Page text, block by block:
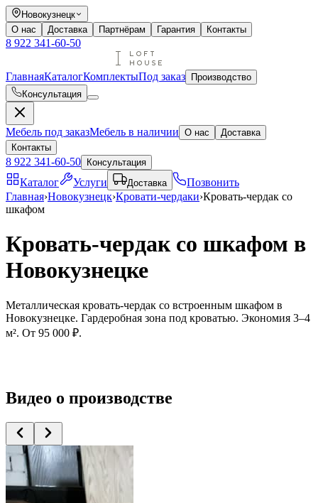
Новокузнецк
О нас
Доставка Партнёрам Гарантия Контакты
8 922 341-60-50
ГлавнаяКаталогКомплектыПод заказ
Производство
Консультация
Мебель под заказМебель в наличии О нас
Доставка
Контакты
8 922 341-60-50 Консультация
Каталог Услуги Доставка
Позвонить
Главная›Новокузнецк›Кровати-чердаки›Кровать-чердак со
шкафом
Кровать-чердак со шкафом в
Новокузнецке
Металлическая кровать-чердак со встроенным шкафом в
Новокузнецке. Гардеробная зона под кроватью. Экономия 3–4
м². От 95 000 ₽.
Видео о производстве